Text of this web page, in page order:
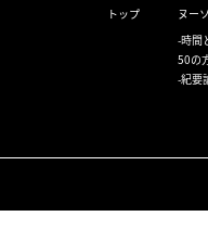
トップ
ヌー
時間
50の
紀要